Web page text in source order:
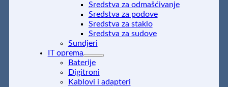
Sredstva za odmašćivanje
Sredstva za podove
Sredstva za staklo
Sredstva za sudove
Sundjeri
IT oprema
Baterije
Digitroni
Kablovi i adapteri